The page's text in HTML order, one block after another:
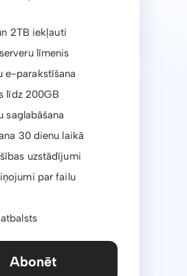
2TB iekļauti
līmenis
e-parakstīšana
līdz 200GB
saglabāšana
30 dienu laikā
uzstādījumi
par failu
Abonēt